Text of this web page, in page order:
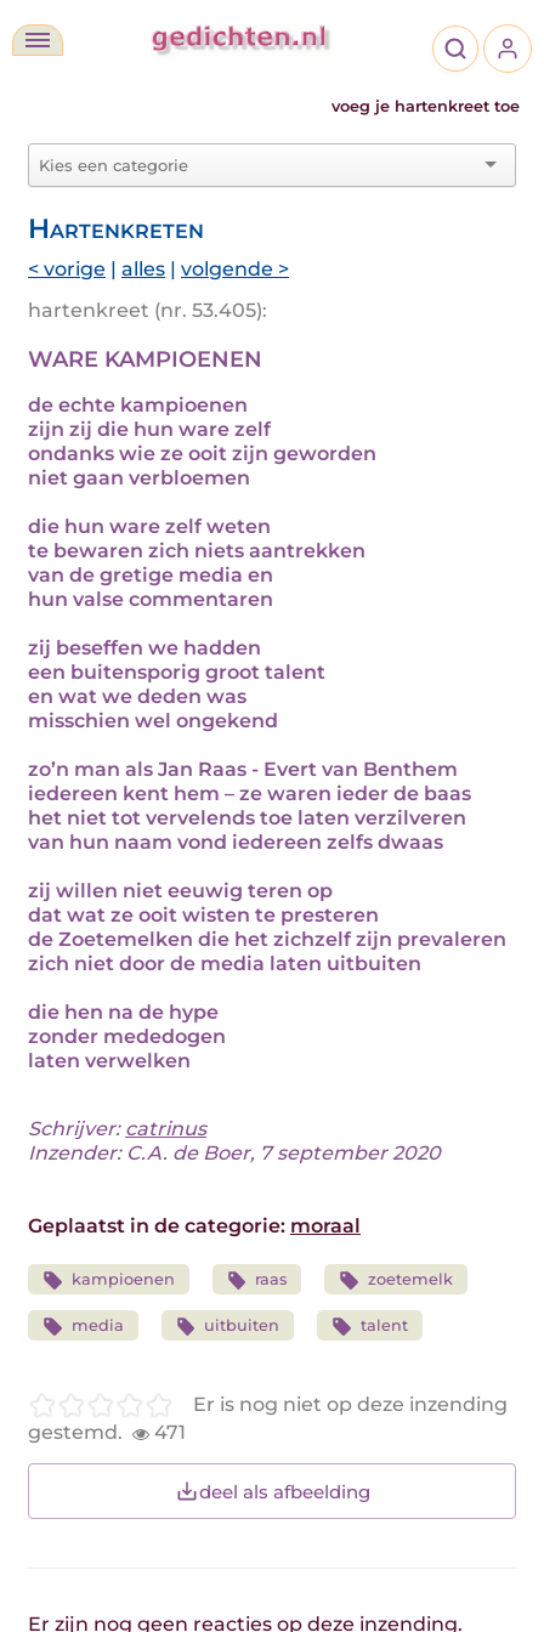
voeg je hartenkreet toe
Hartenkreten
< vorige | alles | volgende >
hartenkreet (nr. 53.405):
WARE KAMPIOENEN
de echte kampioenen
zijn zij die hun ware zelf
ondanks wie ze ooit zijn geworden
niet gaan verbloemen
die hun ware zelf weten
te bewaren zich niets aantrekken
van de gretige media en
hun valse commentaren
zij beseffen we hadden
een buitensporig groot talent
en wat we deden was
misschien wel ongekend
zo’n man als Jan Raas - Evert van Benthem
iedereen kent hem – ze waren ieder de baas
het niet tot vervelends toe laten verzilveren
van hun naam vond iedereen zelfs dwaas
zij willen niet eeuwig teren op
dat wat ze ooit wisten te presteren
de Zoetemelken die het zichzelf zijn prevaleren
zich niet door de media laten uitbuiten
die hen na de hype
zonder mededogen
laten verwelken
Schrijver: catrinus
Inzender: C.A. de Boer, 7 september 2020
Geplaatst in de categorie: moraal
kampioenen raas zoetemelk
media uitbuiten talent
Er is nog niet op deze inzending
gestemd.
471
deel als afbeelding
Er zijn nog geen reacties op deze inzending.